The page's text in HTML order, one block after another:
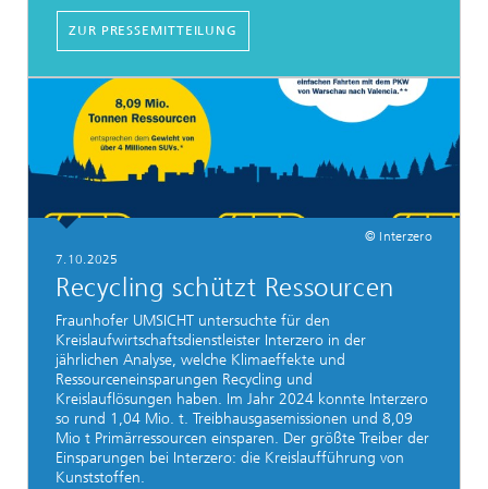
ZUR PRESSEMITTEILUNG
© Interzero
7.10.2025
Recycling schützt Ressourcen
Fraunhofer UMSICHT untersuchte für den
Kreislaufwirtschaftsdienstleister Interzero in der
jährlichen Analyse, welche Klimaeffekte und
Ressourceneinsparungen Recycling und
Kreislauflösungen haben. Im Jahr 2024 konnte Interzero
so rund 1,04 Mio. t. Treibhausgasemissionen und 8,09
Mio t Primärressourcen einsparen. Der größte Treiber der
Einsparungen bei Interzero: die Kreislaufführung von
Kunststoffen.